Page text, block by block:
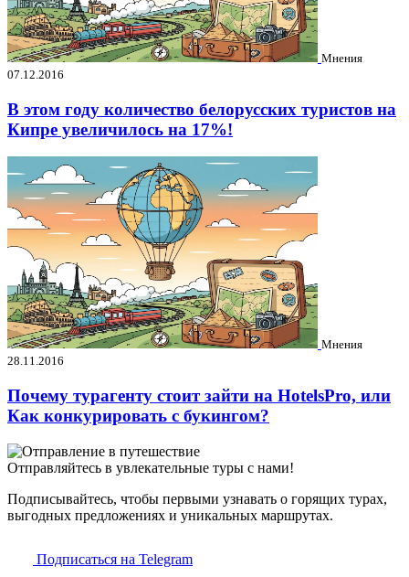
Мнения
07.12.2016
В этом году количество белорусских туристов на
Кипре увеличилось на 17%!
Мнения
28.11.2016
Почему турагенту стоит зайти на HotelsPro, или
Как конкурировать с букингом?
Отправляйтесь в увлекательные туры с нами!
Подписывайтесь, чтобы первыми узнавать о горящих турах,
выгодных предложениях и уникальных маршрутах.
Подписаться на Telegram